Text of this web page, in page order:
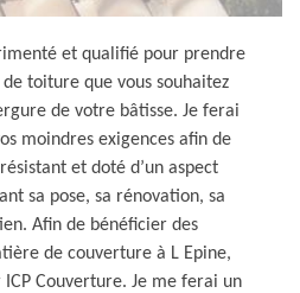
et qualifié pour prendre
toiture que vous souhaitez
de votre bâtisse. Je ferai
moindres exigences afin de
et doté d’un aspect
sa pose, sa rénovation, sa
Afin de bénéficier des
de couverture à L Epine,
ICP Couverture. Je me ferai un